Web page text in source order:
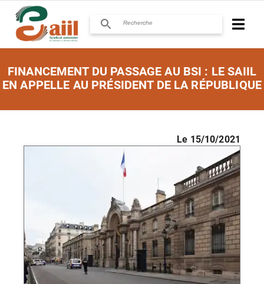
FINANCEMENT DU PASSAGE AU BSI : LE SAIIL
EN APPELLE AU PRÉSIDENT DE LA RÉPUBLIQUE
Le 15/10/2021